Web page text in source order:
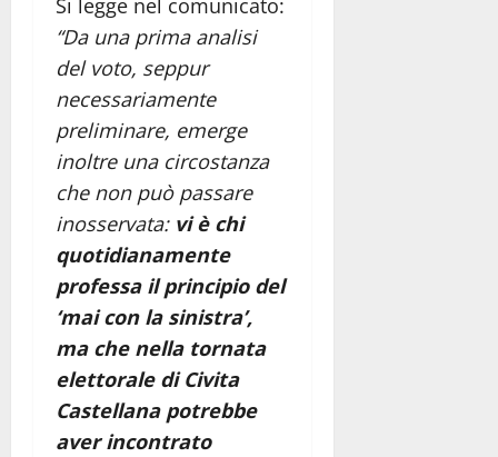
“Da una prima analisi
del voto, seppur
necessariamente
preliminare, emerge
inoltre una circostanza
che non può passare
inosservata: vi è chi
quotidianamente
professa il principio del
‘mai con la sinistra’,
ma che nella tornata
elettorale di Civita
Castellana potrebbe
aver incontrato